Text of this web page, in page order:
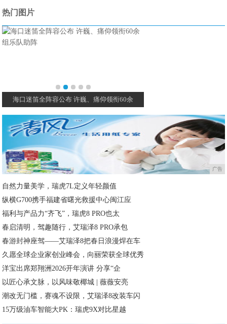
热门图片
三亚海岛音乐季 跨年·迷笛之夜圆满收官
广告
自然力量美学，瑞虎7L定义年轻颜值
纵横G700携手福建省曙光救援中心闽江应
福利与产品力“齐飞”，瑞虎8 PRO也太
春启清明，驾趣随行，艾瑞泽8 PRO承包
春游封神座驾——艾瑞泽8把春日浪漫焊在车
久愿全球企业家创业峰会，向丽荣获全球优秀
洋宝出席郑翔洲2026开年演讲 分享“企
以匠心承文脉，以风味敬椰城 | 薇薇安亮
潮改无门槛，赛魂不设限，艾瑞泽8改装车闪
15万级油车智能大PK：瑞虎9X对比星越